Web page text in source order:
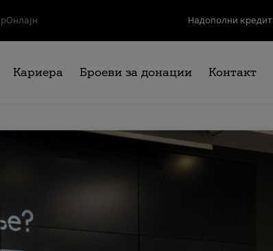
Надополни кредит
Кариера Броеви за донации Контакт